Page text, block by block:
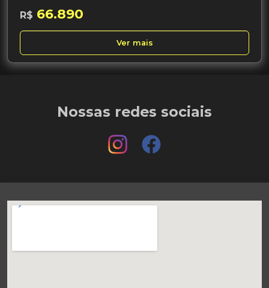
R$ 66.890
Ver mais
Nossas redes sociais